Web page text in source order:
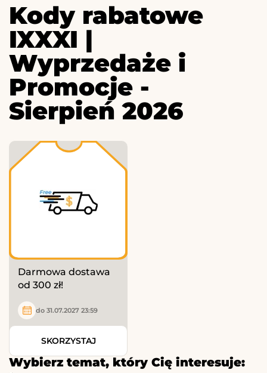
Wybierz temat, który Cię interesuje:
Kody rabatowe
IXXXI |
Wyprzedaże i
Promocje -
Sierpień 2026
Darmowa dostawa
od 300 zł!
do 31.07.2027 23:59
SKORZYSTAJ